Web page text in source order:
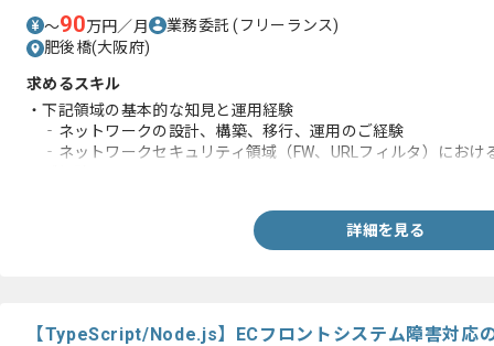
〜90万円／月 業務委託(フリーランス)
肥後橋(大阪府)
求めるスキル
・下記領域の基本的な知見と運用経験
‐ネットワークの設計、構築、移行、運用のご経験
‐ネットワークセキュリティ領域（FW、URLフィルタ）におけ
詳細を見る
【TypeScript/Node.js】ECフロントシステム障害対応